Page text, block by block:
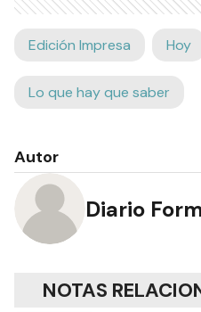
Edición Impresa Hoy
Lo que hay que saber
Autor
Diario
NOTAS